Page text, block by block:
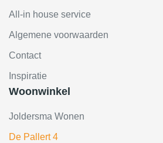
All-in house service
Algemene voorwaarden
Contact
Inspiratie
Woonwinkel
Joldersma Wonen
De Pallert 4